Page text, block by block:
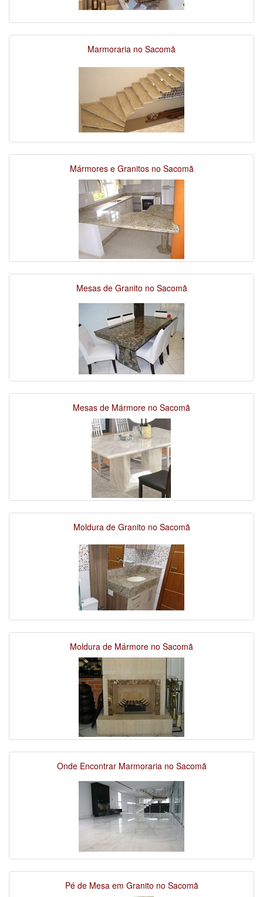
Marmoraria no Sacomã
Mármores e Granitos no Sacomã
Mesas de Granito no Sacomã
Mesas de Mármore no Sacomã
Moldura de Granito no Sacomã
Moldura de Mármore no Sacomã
Onde Encontrar Marmoraria no Sacomã
Pé de Mesa em Granito no Sacomã